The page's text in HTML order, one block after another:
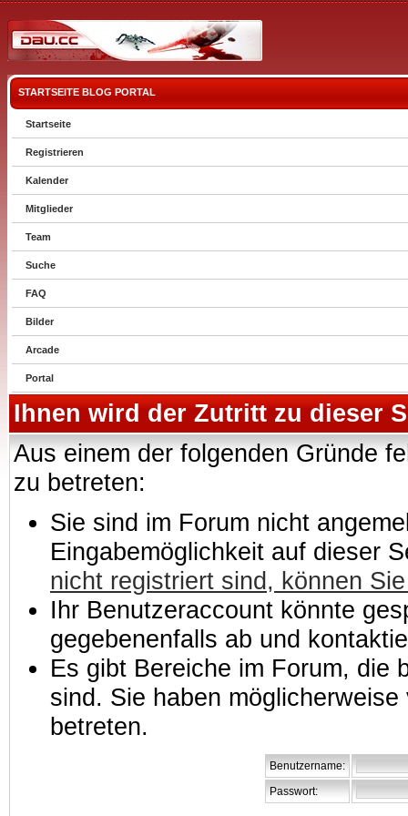
STARTSEITE BLOG PORTAL
Startseite
Registrieren
Kalender
Mitglieder
Team
Suche
FAQ
Bilder
Arcade
Portal
Ihnen wird der Zutritt zu dieser
Aus einem der folgenden Gründe
zu betreten:
Sie sind im Forum nicht
Eingabemöglichkeit auf dieser
nicht registriert sind, können
Ihr Benutzeraccount könnte
gegebenenfalls ab und
Es gibt Bereiche im Forum, die
sind. Sie haben
betreten.
Benutzername:
Passwort: